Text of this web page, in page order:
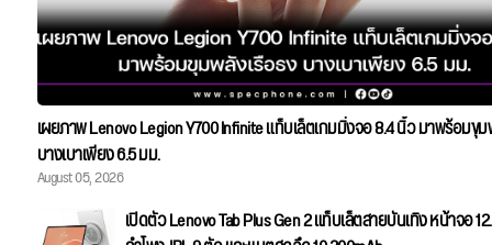
เผยภาพ Lenovo Legion Y700 Infinite แท็บเล็ตเกมมิ่งจอ 8.4 นิ้ว มาพร้อมขุ
บางเบาเพียง 6.5 มม.
August 05, 2026
เปิดตัว Lenovo Tab Plus Gen 2 แท็บเล็ตสายบันเทิง หน้าจอ